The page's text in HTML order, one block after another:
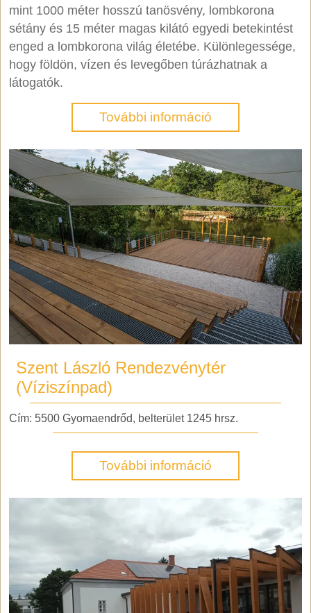
mint 1000 méter hosszú tanösvény, lombkorona
sétány és 15 méter magas kilátó egyedi betekintést
enged a lombkorona világ életébe. Különlegessége,
hogy földön, vízen és levegőben túrázhatnak a
látogatók.
További információ
Szent László Rendezvénytér
(Víziszínpad)
Cím: 5500 Gyomaendrőd, belterület 1245 hrsz.
További információ